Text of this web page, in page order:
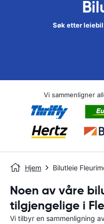
Søk etter leiebil
Vi sammenligner
Hjem Bilutleie
Noen av våre
tilgjengelige i
Vi tilbyr en sammenligning